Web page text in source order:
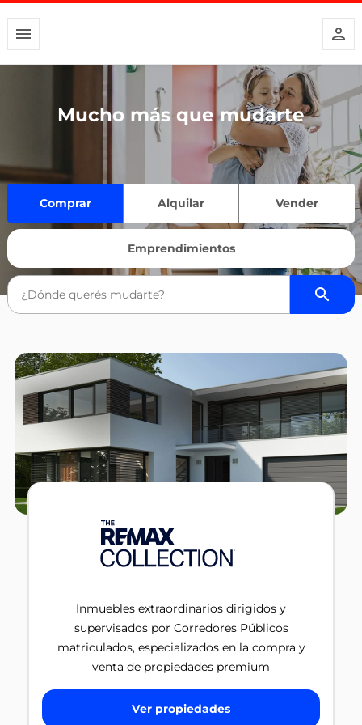
Mucho más que mudarte
Comprar Alquilar Vender
Emprendimientos
Inmuebles extraordinarios dirigidos y
supervisados por Corredores Públicos
matriculados, especializados en la compra y
venta de propiedades premium
Ver propiedades